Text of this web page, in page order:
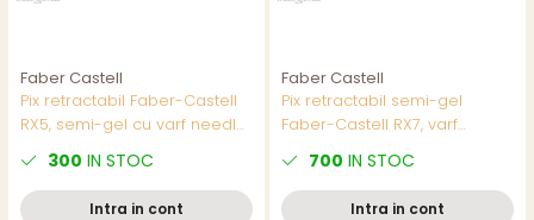
Faber Castell
Pix retractabil Faber-Castell
RX5, semi-gel cu varf needle
300 IN STOC
Intra in cont
Faber Castell
Pix retractabil semi-gel
Faber-Castell RX7, varf
usoara, albastru
700 IN STOC
Intra in cont